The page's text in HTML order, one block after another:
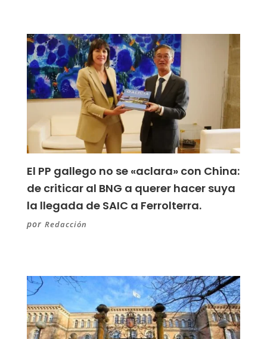
El PP gallego no se «aclara» con China:
de criticar al BNG a querer hacer suya
la llegada de SAIC a Ferrolterra.
por Redacción